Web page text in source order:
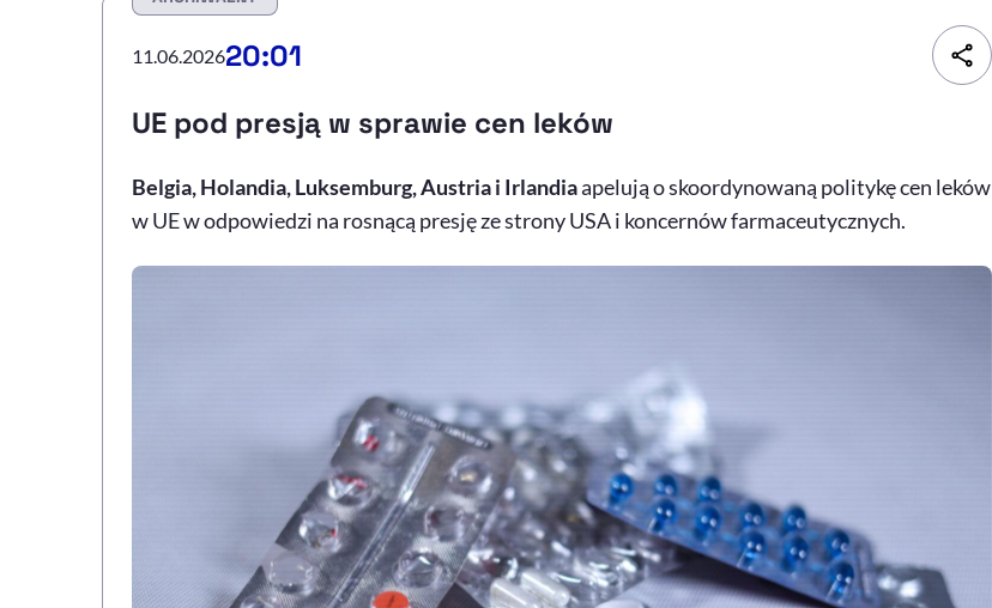
11.06.202620:01
UE pod presją w sprawie cen leków
Belgia, Holandia, Luksemburg, Austria i Irlandiaapelują o skoordynowaną politykę cen leków
w UE w odpowiedzi na rosnącą presję ze strony USA i koncernów farmaceutycznych.